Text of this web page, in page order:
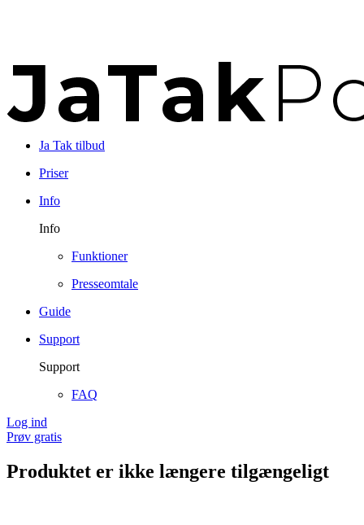
Ja Tak tilbud
Priser
Info
Info
Funktioner
Presseomtale
Guide
Support
Support
FAQ
Log ind
Prøv gratis
Produktet er ikke længere tilgængeligt